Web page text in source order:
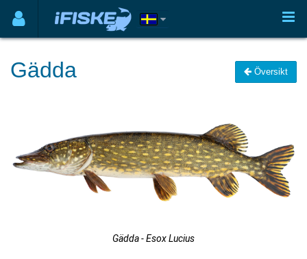
Gädda Översikt
Gädda - Esox Lucius